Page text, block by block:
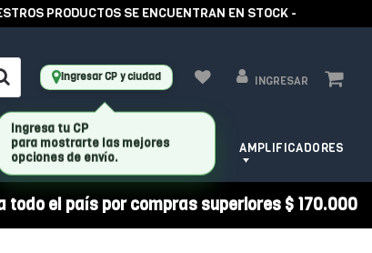
PRODUCTOS SE ENCUENTRAN EN STOCK -
Ingresar CP y ciudad INGRESAR
HERRAMIENTAS
PARA LUTHIER
AMPLIFICADORES
todo el país por compras superiores $ 170.000